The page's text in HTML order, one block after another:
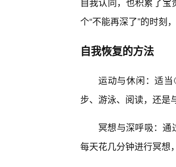
个“不能再深了”的时刻
自我恢复的方法
运动与休闲：适
步、游泳、阅读，还是
冥想与深呼吸：通
每天花几分钟进行冥想